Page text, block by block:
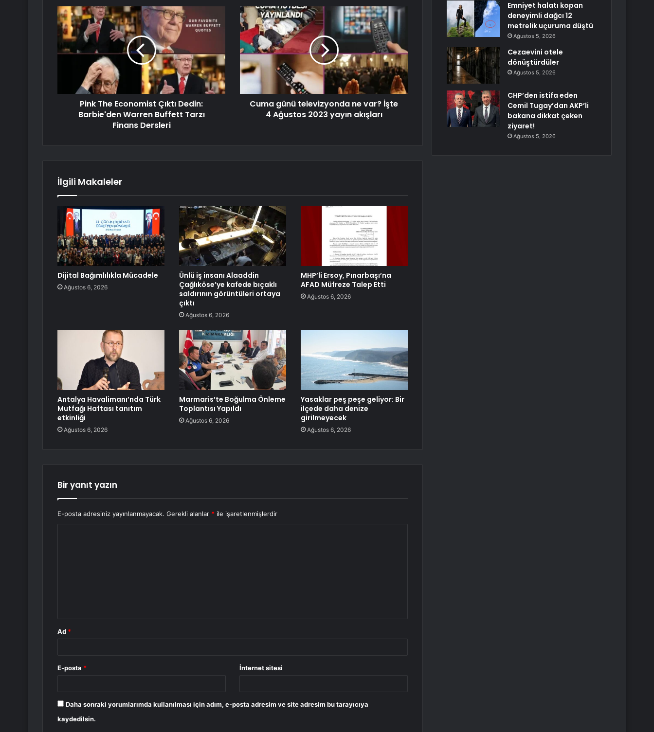
Pink The Economist Çıktı Dedin:
Barbie'den Warren Buffett Tarzı
Finans Dersleri
Cuma günü televizyonda ne var? İşte
4 Ağustos 2023 yayın akışları
İlgili Makaleler
Dijital Bağımlılıkla Mücadele
Ağustos 6, 2026
Ünlü iş insanı Alaaddin
Çağlıköse’ye kafede bıçaklı
saldırının görüntüleri ortaya
çıktı
Ağustos 6, 2026
MHP’li Ersoy, Pınarbaşı’na
AFAD Müfreze Talep Etti
Ağustos 6, 2026
Antalya Havalimanı’nda Türk
Mutfağı Haftası tanıtım
etkinliği
Ağustos 6, 2026
Marmaris’te Boğulma Önleme
Toplantısı Yapıldı
Ağustos 6, 2026
Yasaklar peş peşe geliyor: Bir
ilçede daha denize
girilmeyecek
Ağustos 6, 2026
Bir yanıt yazın
E-posta adresiniz yayınlanmayacak. Gerekli alanlar * ile işaretlenmişlerdir
Ad *
E-posta * İnternet sitesi
Daha sonraki yorumlarımda kullanılması için adım, e-posta adresim ve site adresim bu tarayıcıya
kaydedilsin.
Emniyet halatı kopan
deneyimli dağcı 12
metrelik uçuruma düştü
Ağustos 5, 2026
Cezaevini otele
dönüştürdüler
Ağustos 5, 2026
CHP’den istifa eden
Cemil Tugay’dan AKP’li
bakana dikkat çeken
ziyaret!
Ağustos 5, 2026